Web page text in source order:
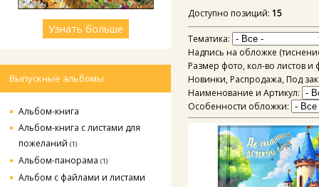
Узнать больше
Выпускные альбомы
Альбом-книга
Альбом-книга с листами для
пожеланий (1)
Альбом-панорама (1)
Альбом с файлами и листами
Доступно позиций: 15
Тематика:
Надпись на обложке
Размер фото, кол-во листов и
Новинки, Распродажа, Под
Наименование и Артикул:
Особенности обложки: